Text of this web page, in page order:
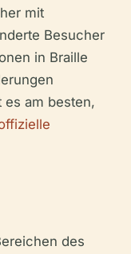
mit
Besucher
in Braille
am besten,
des